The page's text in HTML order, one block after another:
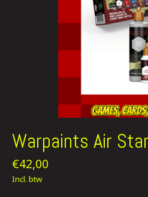
Warpaints Air
€42,00
Incl. btw